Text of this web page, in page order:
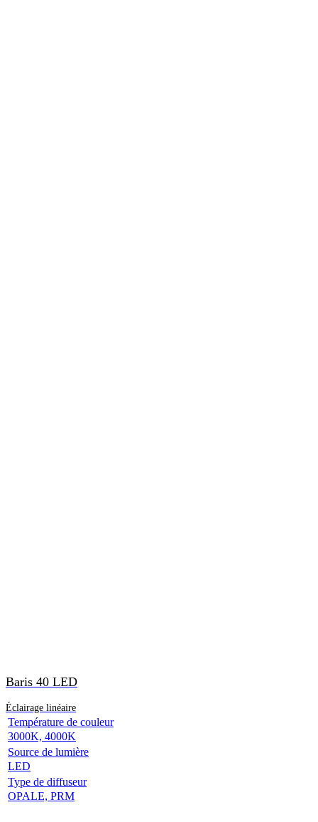
Baris 40 LED
Éclairage linéaire
Température de couleur
3000K, 4000K
Source de lumière
LED
Type de diffuseur
OPALE, PRM